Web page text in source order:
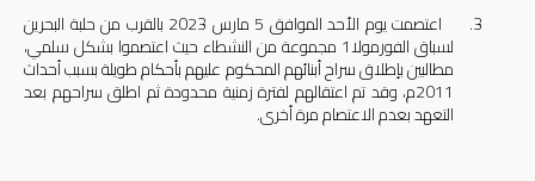
3.
اعتصمت يوم الأحد الموافق 5 مارس 2023 بالقرب من حلبة البحرين
لسباق الفورمولا1 مجموعة من النشطاء حيث اعتصموا بشكل سلمي،
مطالبين بإطلاق سراح أبنائهم المحكوم عليهم بأحكام طويلة بسبب أحداث
2011م، وقد تم اعتقالهم لفترة زمنية محدودة ثم اطلق سراحهم بعد
التعهد بعدم الاعتصام مرة أخرى.